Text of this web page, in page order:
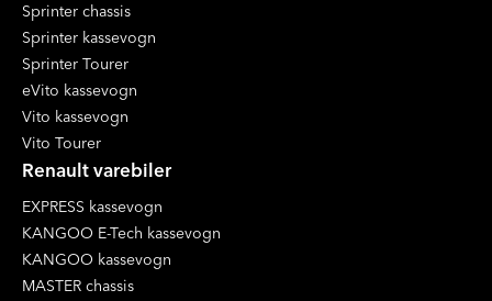
Sprinter chassis
Sprinter kassevogn
Sprinter Tourer
eVito kassevogn
Vito kassevogn
Vito Tourer
Renault varebiler
EXPRESS kassevogn
KANGOO E-Tech kassevogn
KANGOO kassevogn
MASTER chassis